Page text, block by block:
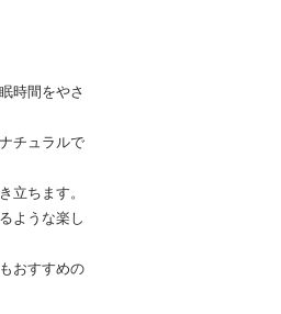
時間をやさ
チュラルで
立ちます。
ような楽し
おすすめの